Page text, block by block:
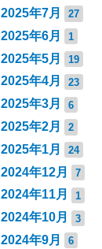
2025年7月 27
2025年6月 1
2025年5月 19
2025年4月 23
2025年3月 6
2025年2月 2
2025年1月 24
2024年12月 7
2024年11月 1
2024年10月 3
2024年9月 6